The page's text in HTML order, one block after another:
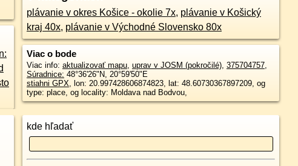
plávanie v okres Košice - okolie 7x, plávanie v Košický
kraj 40x, plávanie v Východné Slovensko 80x
Viac o bode
Viac info: aktualizovať mapu, uprav v JOSM (pokročilé), 375704757,
Súradnice: 48°36'26"N, 20°59'50"E
stiahni GPX, lon: 20.997428606874823, lat: 48.60730367897209, og
type: place, og locality: Moldava nad Bodvou,
kde hľadať